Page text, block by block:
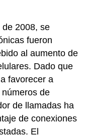
2008, se
fueron
al aumento de
Dado que
favorecer a
de
de llamadas ha
de conexiones
El